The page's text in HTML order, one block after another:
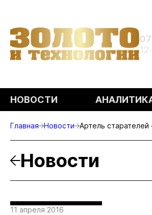
НОВОСТИ
Главная Новости Артель
Новости
11 апреля 2016